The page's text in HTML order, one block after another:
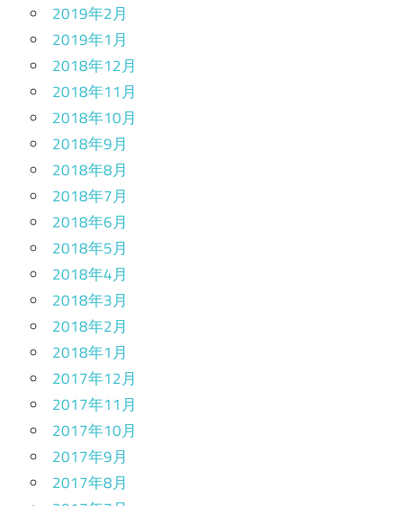
2019年2月
2019年1月
2018年12月
2018年11月
2018年10月
2018年9月
2018年8月
2018年7月
2018年6月
2018年5月
2018年4月
2018年3月
2018年2月
2018年1月
2017年12月
2017年11月
2017年10月
2017年9月
2017年8月